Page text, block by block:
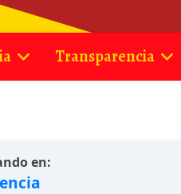
Transparencia
en: